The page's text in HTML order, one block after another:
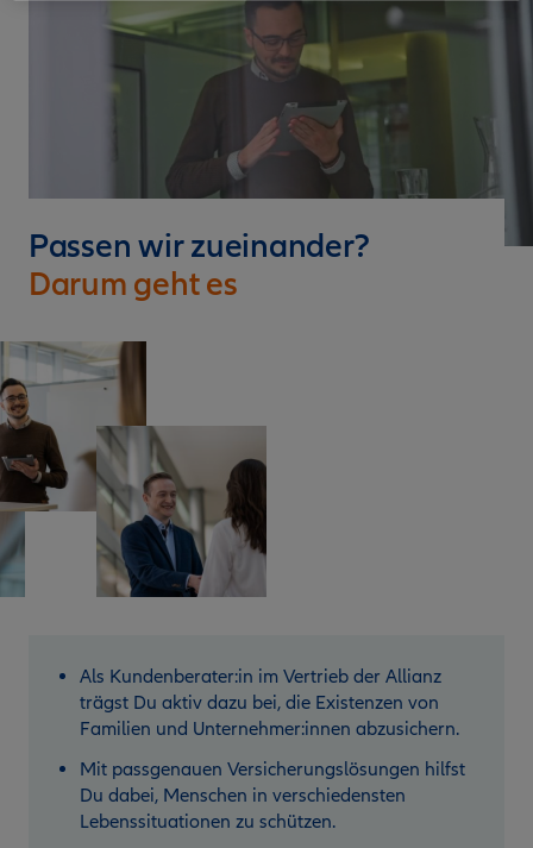
Passen wir zueinander?
Darum geht es
Als Kundenberater:in im Vertrieb der Allianz
trägst Du aktiv dazu bei, die Existenzen von
Familien und Unternehmer:innen abzusichern.
Mit passgenauen Versicherungslösungen hilfst
Du dabei, Menschen in verschiedensten
Lebenssituationen zu schützen.